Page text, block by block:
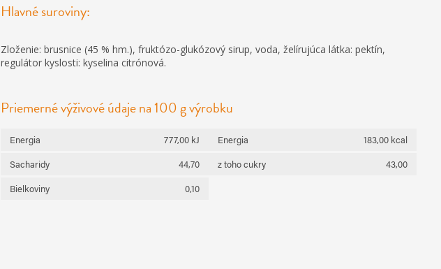
Hlavné suroviny:
Zloženie: brusnice (45 % hm.), fruktózo-glukózový sirup, voda, želírujúca látka: pektín,
regulátor kyslosti: kyselina citrónová.
Priemerné výživové údaje na 100 g výrobku
Energia 777,00 kJ Energia
183,00 kcal
Sacharidy
44,70 z toho cukry
43,00
Bielkoviny
0,10